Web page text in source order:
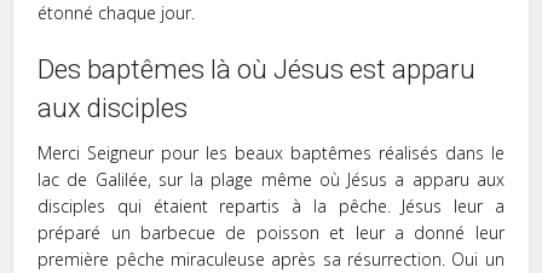
étonné chaque jour.
Des baptêmes là où Jésus est apparu
aux disciples
Merci Seigneur pour les beaux baptêmes réalisés dans le
lac de Galilée, sur la plage même où Jésus a apparu aux
disciples qui étaient repartis à la pêche. Jésus leur a
préparé un barbecue de poisson et leur a donné leur
première pêche miraculeuse après sa résurrection. Oui un